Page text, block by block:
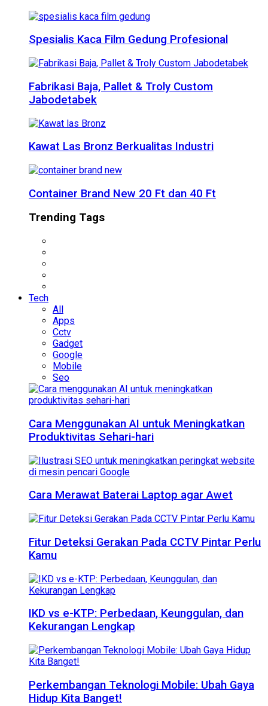
Spesialis Kaca Film Gedung Profesional
Fabrikasi Baja, Pallet & Troly Custom
Jabodetabek
Kawat Las Bronz Berkualitas Industri
Container Brand New 20 Ft dan 40 Ft
Trending Tags
Tech
All
Apps
Cctv
Gadget
Google
Mobile
Seo
Cara Menggunakan AI untuk Meningkatkan
Produktivitas Sehari-hari
Cara Merawat Baterai Laptop agar Awet
Fitur Deteksi Gerakan Pada CCTV Pintar Perlu
Kamu
IKD vs e-KTP: Perbedaan, Keunggulan, dan
Kekurangan Lengkap
Perkembangan Teknologi Mobile: Ubah Gaya
Hidup Kita Banget!